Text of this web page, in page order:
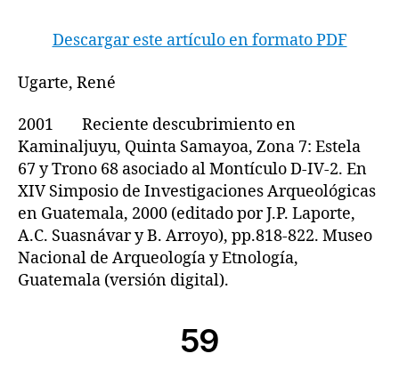
Descargar este artículo en formato PDF
Ugarte, René
2001 Reciente descubrimiento en
Kaminaljuyu, Quinta Samayoa, Zona 7: Estela
67 y Trono 68 asociado al Montículo D-IV-2. En
XIV Simposio de Investigaciones Arqueológicas
en Guatemala, 2000 (editado por J.P. Laporte,
A.C. Suasnávar y B. Arroyo), pp.818-822. Museo
Nacional de Arqueología y Etnología,
Guatemala (versión digital).
59